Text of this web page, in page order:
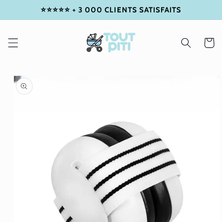
IGNORER
ET
CONTENU
⭐⭐⭐⭐⭐ + 3 000 CLIENTS SATISFAITS
Panier
PASSER
AUX